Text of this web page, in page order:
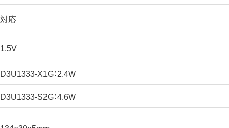
対応
1.5V
D3U1333-X1G：2.4W
D3U1333-S2G：4.6W